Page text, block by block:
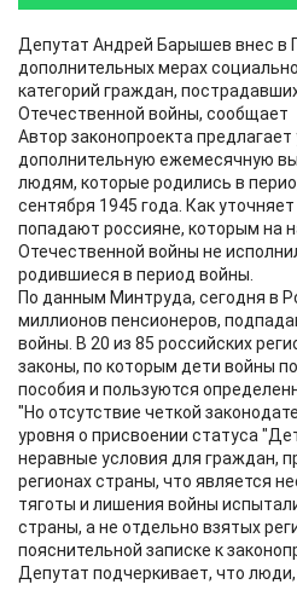
Депутат Андрей Барышев внес в
дополнительных мерах
категорий граждан,
Отечественной войны, сообщает
Автор законопроекта предлагает
дополнительную ежемесячную
людям, которые родились в
сентября 1945 года. Как
попадают россияне, которым на
Отечественной войны не
родившиеся в период войны.
По данным Минтруда, сегодня в
миллионов пенсионеров,
войны. В 20 из 85 российских
законы, по которым дети войны
пособия и пользуются
"Но отсутствие четкой
уровня о присвоении статуса
неравные условия для граждан,
регионах страны, что является
тяготы и лишения войны
страны, а не отдельно взятых
пояснительной записке к
Депутат подчеркивает, что